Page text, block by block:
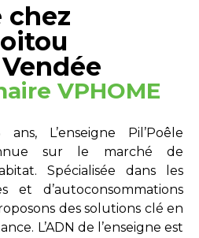
chez
VPHOME
L’enseigne Pil’Poêle
sur le marché de
Spécialisée dans les
et d’autoconsommations
des solutions clé en
L’ADN de l’enseigne est